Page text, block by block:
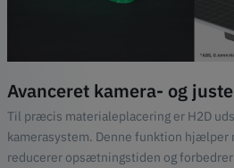
Avanceret kamera- og
Til præcis materialeplacering er H2D
kamerasystem. Denne funktion hjælper
reducerer opsætningstiden og